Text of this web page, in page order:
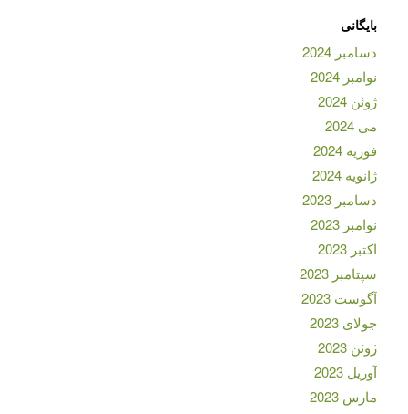
بایگانی
دسامبر 2024
نوامبر 2024
ژوئن 2024
می 2024
فوریه 2024
ژانویه 2024
دسامبر 2023
نوامبر 2023
اکتبر 2023
سپتامبر 2023
آگوست 2023
جولای 2023
ژوئن 2023
آوریل 2023
مارس 2023